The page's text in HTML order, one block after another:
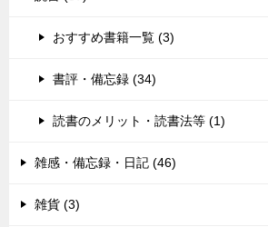
おすすめ書籍一覧 (3)
書評・備忘録 (34)
読書のメリット・読書法等 (1)
雑感・備忘録・日記 (46)
雑貨 (3)